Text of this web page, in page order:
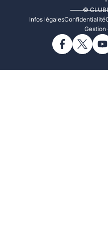
©
Infos légalesConfidentialité
Gestion